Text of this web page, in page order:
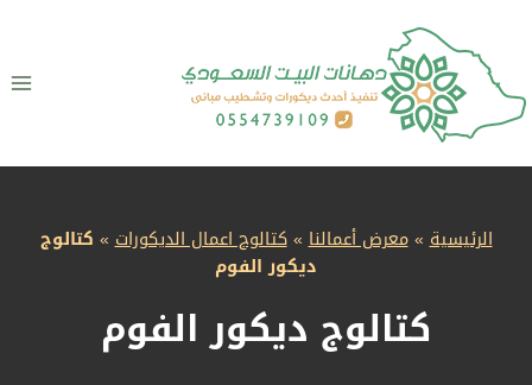
المحتوى
الرئيسية»معرض أعمالنا»كتالوج اعمال الديكورات» كتالوج
ديكور الفوم
كتالوج ديكور الفوم